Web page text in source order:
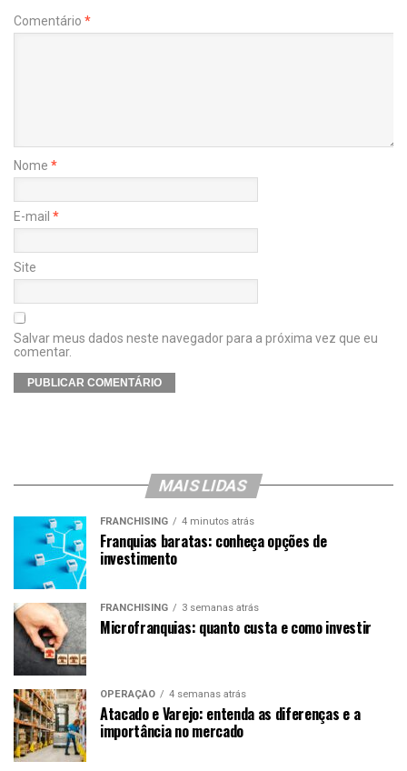
Comentário *
Nome *
E-mail *
Site
Salvar meus dados neste navegador para a próxima vez que eu
comentar.
MAIS LIDAS
FRANCHISING 4 minutos atrás
Franquias baratas: conheça opções de
investimento
FRANCHISING 3 semanas atrás
Microfranquias: quanto custa e como investir
OPERAÇÃO 4 semanas atrás
Atacado e Varejo: entenda as diferenças e a
importância no mercado